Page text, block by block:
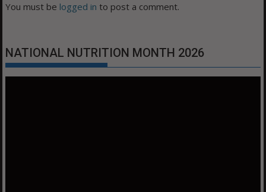
You must be logged in to post a comment.
NATIONAL NUTRITION MONTH 2026